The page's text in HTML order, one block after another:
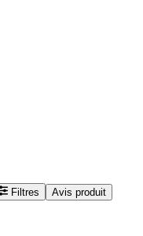
Filtres Avis produit